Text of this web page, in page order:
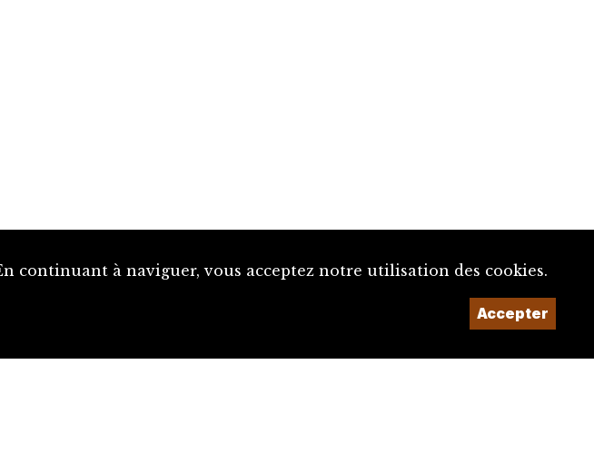
continuant à naviguer, vous acceptez notre utilisation des cookies.
Accepter